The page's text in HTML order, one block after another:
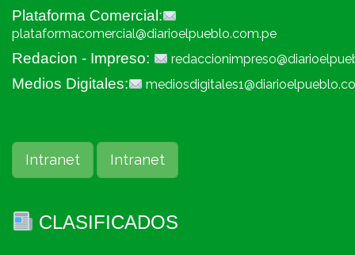
Plataforma Comercial:
plataformacomercial@diarioelpueblo.com.pe
Redacion - Impreso:
Medios Digitales:
Intranet Intranet
CLASIFICADOS